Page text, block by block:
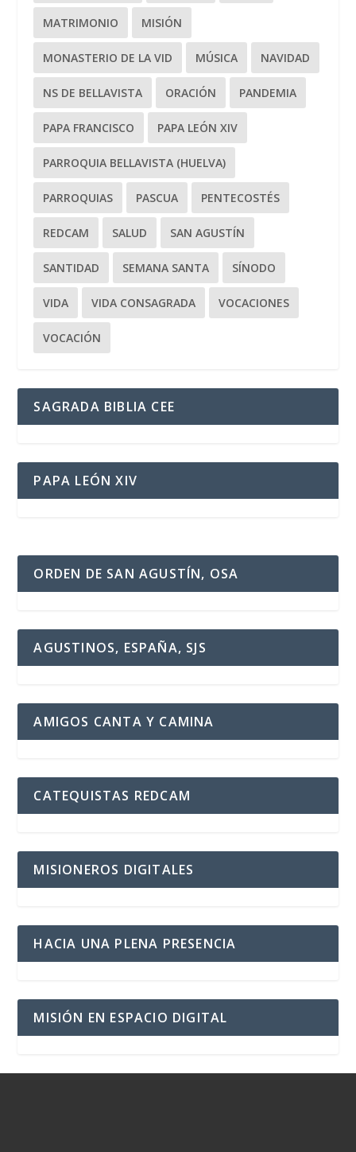
MATRIMONIO MISIÓN
MONASTERIO DE LA VID MÚSICA NAVIDAD
NS DE BELLAVISTA ORACIÓN PANDEMIA
PAPA FRANCISCO PAPA LEÓN XIV
PARROQUIA BELLAVISTA (HUELVA)
PARROQUIAS PASCUA PENTECOSTÉS
REDCAM SALUD SAN AGUSTÍN
SANTIDAD SEMANA SANTA SÍNODO
VIDA VIDA CONSAGRADA VOCACIONES
VOCACIÓN
SAGRADA BIBLIA CEE
PAPA LEÓN XIV
ORDEN DE SAN AGUSTÍN, OSA
AGUSTINOS, ESPAÑA, SJS
AMIGOS CANTA Y CAMINA
CATEQUISTAS REDCAM
MISIONEROS DIGITALES
HACIA UNA PLENA PRESENCIA
MISIÓN EN ESPACIO DIGITAL